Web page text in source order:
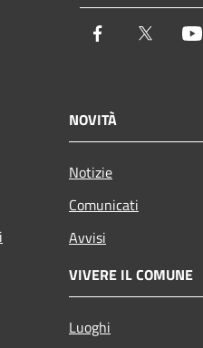
Facebook Twitter
NOVITÀ
Notizie
Comunicati
Avvisi
VIVERE IL COMUNE
Luoghi